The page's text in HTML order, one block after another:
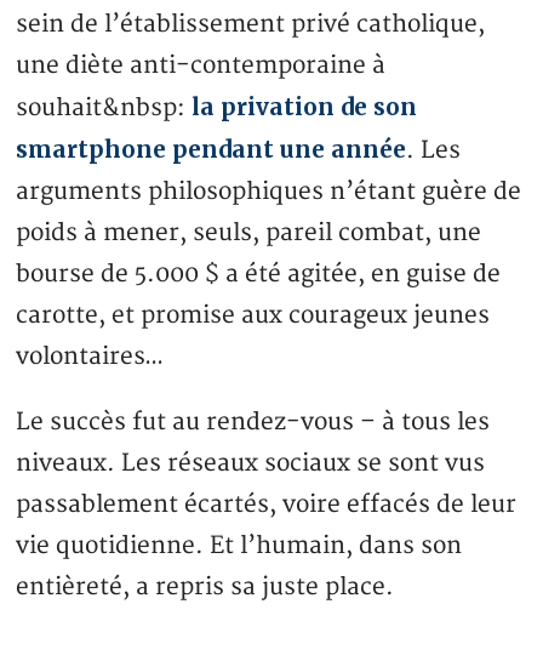
sein de l’établissement privé catholique,
une diète anti-contemporaine à
souhait&nbsp: la privation de son
smartphone pendant une année. Les
arguments philosophiques n’étant guère de
poids à mener, seuls, pareil combat, une
bourse de 5.000 $ a été agitée, en guise de
carotte, et promise aux courageux jeunes
volontaires…
Le succès fut au rendez-vous – à tous les
niveaux. Les réseaux sociaux se sont vus
passablement écartés, voire effacés de leur
vie quotidienne. Et l’humain, dans son
entièreté, a repris sa juste place.